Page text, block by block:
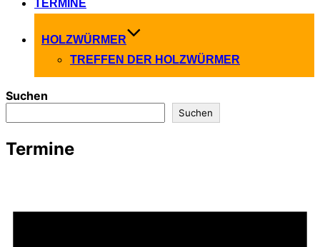
TERMINE
HOLZWÜRMER
TREFFEN DER HOLZWÜRMER
Suchen
Suchen
Termine